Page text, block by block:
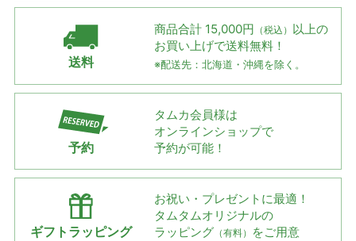
送料
商品合計 15,000円 （税込） 以上の
お買い上げで送料無料！
※配送先：北海道・沖縄を除く。
予約
タムカ会員様は
オンラインショップで
予約が可能！
ギフトラッピング
お祝い・プレゼントに最適！
タムタムオリジナルの
ラッピング （有料） をご用意